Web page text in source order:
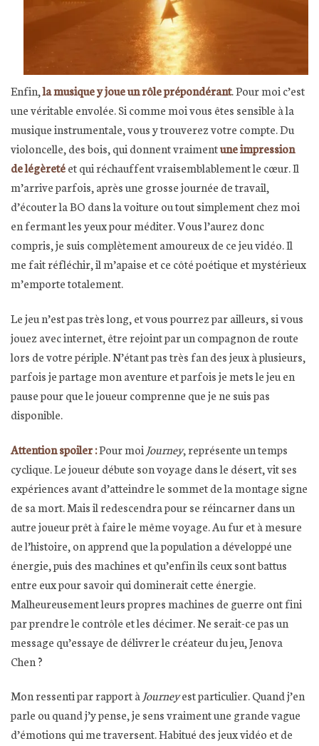
Enfin,la musique y joue un rôle prépondérant. Pour moi c’est
une véritable envolée. Si comme moi vous êtes sensible à la
musique instrumentale, vous y trouverez votre compte. Du
violoncelle, des bois, qui donnent vraimentune impression
de légèretéet qui réchauffent vraisemblablement le cœur. Il
m’arrive parfois, après une grosse journée de travail,
d’écouter la BO dans la voiture ou tout simplement chez moi
en fermant les yeux pour méditer. Vous l’aurez donc
compris, je suis complètement amoureux de ce jeu vidéo. Il
me fait réfléchir, il m’apaise et ce côté poétique et mystérieux
m’emporte totalement.
Le jeu n’est pas très long, et vous pourrez par ailleurs, si vous
jouez avec internet, être rejoint par un compagnon de route
lors de votre périple. N’étant pas très fan des jeux à plusieurs,
parfois je partage mon aventure et parfois je mets le jeu en
pause pour que le joueur comprenne que je ne suis pas
disponible.
Attention spoiler :Pour moi Journey, représente un temps
cyclique. Le joueur débute son voyage dans le désert, vit ses
expériences avant d’atteindre le sommet de la montage signe
de sa mort. Mais il redescendra pour se réincarner dans un
autre joueur prêt à faire le même voyage. Au fur et à mesure
de l’histoire, on apprend que la population a développé une
énergie, puis des machines et qu’enfin ils ceux sont battus
entre eux pour savoir qui dominerait cette énergie.
Malheureusement leurs propres machines de guerre ont fini
par prendre le contrôle et les décimer. Ne serait-ce pas un
message qu’essaye de délivrer le créateur du jeu, Jenova
Chen ?
Mon ressenti par rapport àJourneyest particulier. Quand j’en
parle ou quand j’y pense, je sens vraiment une grande vague
d’émotions qui me traversent. Habitué des jeux vidéo et de